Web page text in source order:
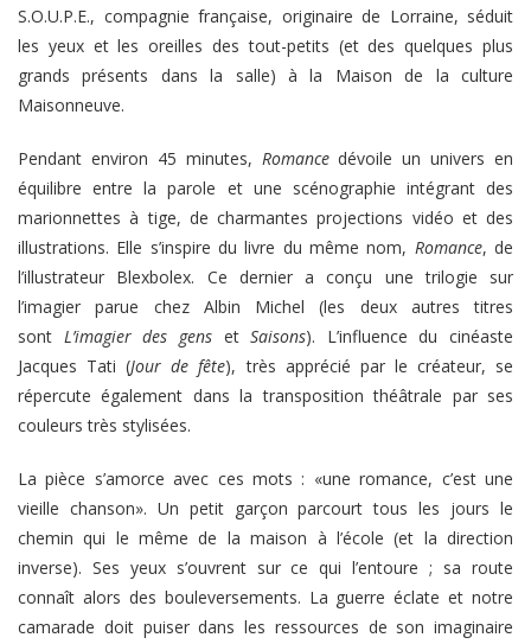
S.O.U.P.E., compagnie française, originaire de Lorraine, séduit
les yeux et les oreilles des tout-petits (et des quelques plus
grands présents dans la salle) à la Maison de la culture
Maisonneuve.
Pendant environ 45 minutes, Romancedévoile un univers en
équilibre entre la parole et une scénographie intégrant des
marionnettes à tige, de charmantes projections vidéo et des
illustrations. Elle s’inspire du livre du même nom, Romance, de
l’illustrateur Blexbolex. Ce dernier a conçu une trilogie sur
l’imagier parue chez Albin Michel (les deux autres titres
sont L’imagier des gensetSaisons). L’influence du cinéaste
Jacques Tati (Jour de fête), très apprécié par le créateur, se
répercute également dans la transposition théâtrale par ses
couleurs très stylisées.
La pièce s’amorce avec ces mots : «une romance, c’est une
vieille chanson». Un petit garçon parcourt tous les jours le
chemin qui le même de la maison à l’école (et la direction
inverse). Ses yeux s’ouvrent sur ce qui l’entoure ; sa route
connaît alors des bouleversements. La guerre éclate et notre
camarade doit puiser dans les ressources de son imaginaire